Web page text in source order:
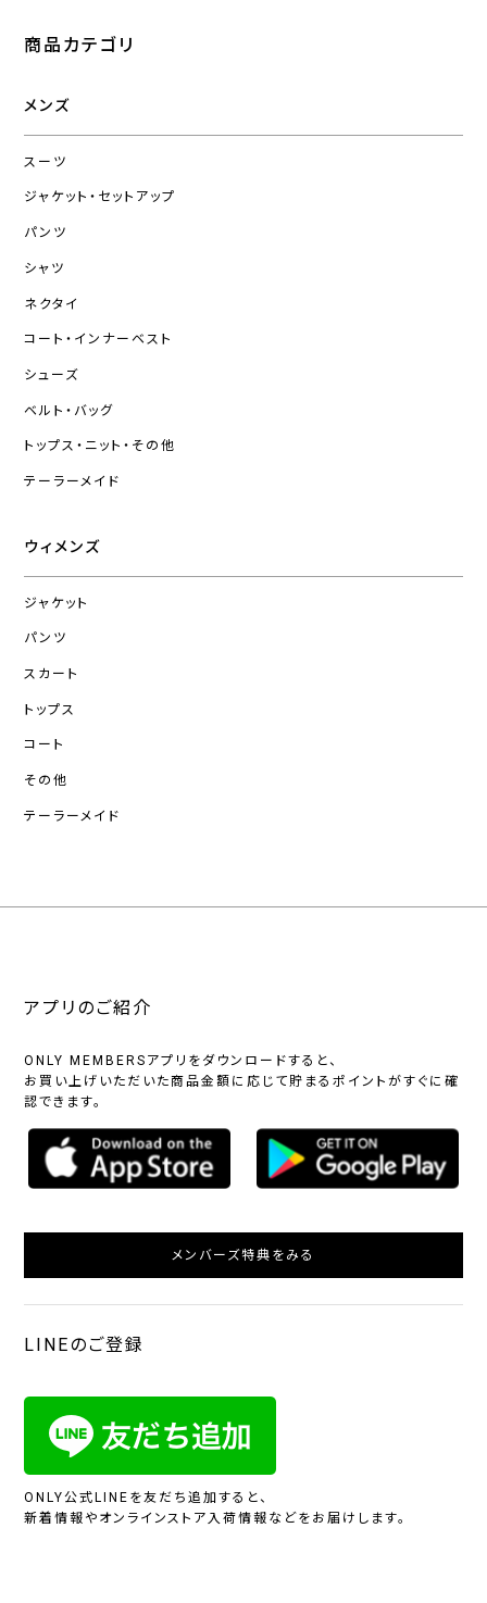
商品カテゴリ
メンズ
スーツ
ジャケット・セットアップ
パンツ
シャツ
ネクタイ
コート・インナーベスト
シューズ
ベルト・バッグ
トップス・ニット・その他
テーラーメイド
ウィメンズ
ジャケット
パンツ
スカート
トップス
コート
その他
テーラーメイド
アプリのご紹介
ONLY MEMBERSアプリをダウンロードすると、
お買い上げいただいた商品金額に応じて貯まるポイントがすぐに確
認できます。
メンバーズ特典をみる
LINEのご登録
ONLY公式LINEを友だち追加すると、
新着情報やオンラインストア入荷情報などをお届けします。